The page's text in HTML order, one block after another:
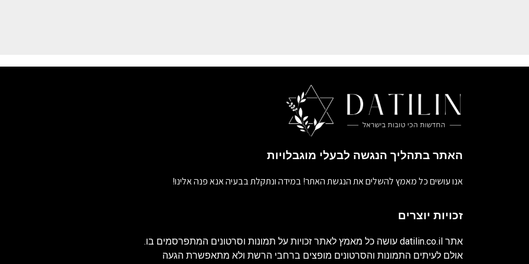
האתר בתהליך הנגשה לבעלי מוגבלויות
אנו עושים כל מאמץ להשלים את הנגשת האתר! במידה ונתקלת בבעיה אנא פנה אלינו!
זכויות יוצרים
אתר datilin.co.il עושה כל מאמץ לאתר זכויות על תמונות וסרטונים המתפרסמים בו.
אולם לעיתים התמונות והסרטונים מופצים ברחבי הרשת ולא מתאפשרת הגעה